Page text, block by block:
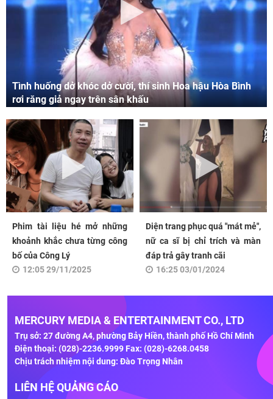
Tình huống dở khóc dở cười, thí sinh Hoa hậu Hòa Bình
rơi răng giả ngay trên sân khấu
Phim tài liệu hé mở những
khoảnh khắc chưa từng công
bố của Công Lý
12:05 29/11/2025
Diện trang phục quá "mát mẻ",
nữ ca sĩ bị chỉ trích và màn
đáp trả gây tranh cãi
16:25 03/01/2024
MERCURY MEDIA & ENTERTAINMENT CO., LTD
Trụ sở: 27 đường A4, phường Bảy Hiền, thành phố Hồ Chí Minh
Điện thoại: (028)-2236.9999 Fax: (028)-6268.0458
Chịu trách nhiệm nội dung: Đào Trọng Nhân
LIÊN HỆ QUẢNG CÁO